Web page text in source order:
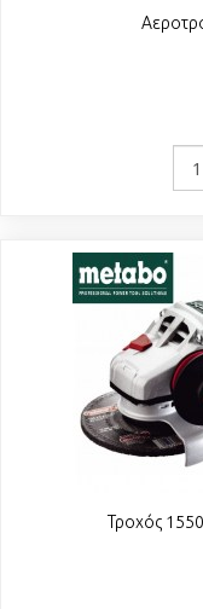
Τροχός